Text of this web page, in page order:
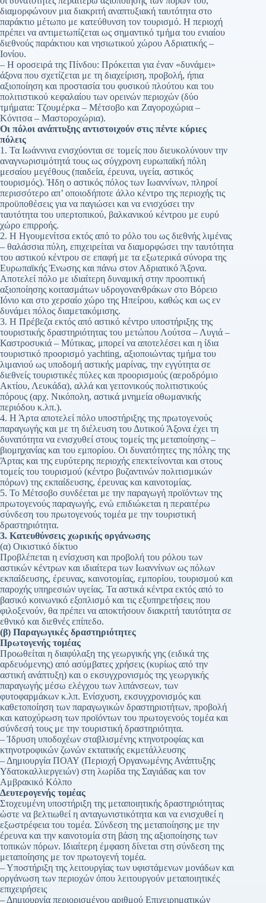
διαμορφώνουν μια διακριτή αναπτυξιακή ταυτότητα στο
παράκτιο μέτωπο με κατεύθυνση τον τουρισμό. Η περιοχή
πρέπει να αντιμετωπίζεται ως σημαντικό τμήμα του ενιαίου
διεθνούς παράκτιου και νησιωτικού χώρου Αδριατικής –
Ιονίου.
– Η οροσειρά της Πίνδου: Πρόκειται για έναν «δυνάμει»
άξονα που σχετίζεται με τη διαχείριση, προβολή, ήπια
αξιοποίηση και προστασία του φυσικού πλούτου και του
πολιτιστικού κεφαλαίου των ορεινών περιοχών (δύο
τμήματα: Τζουμέρκα – Μέτσοβο και Ζαγοροχώρια –
Κόνιτσα – Μαστοροχώρια).
Οι πόλοι ανάπτυξης αντιστοιχούν στις πέντε κύριες
πόλεις
1. Τα Ιωάννινα ενισχύονται σε τομείς που διευκολύνουν την
αναγνωρισιμότητά τους ως σύγχρονη ευρωπαϊκή πόλη
μεσαίου μεγέθους (παιδεία, έρευνα, υγεία, αστικός
τουρισμός). Ήδη ο αστικός πόλος των Ιωαννίνων, πληροί
περισσότερο απ’ οποιοδήποτε άλλο κέντρο της περιοχής τις
προϋποθέσεις για να παγιώσει και να ενισχύσει την
ταυτότητα του υπερτοπικού, βαλκανικού κέντρου με ευρύ
χώρο επιρροής.
2. Η Ηγουμενίτσα εκτός από το ρόλο του ως διεθνής λιμένας
– θαλάσσια πύλη, επιχειρείται να διαμορφώσει την ταυτότητα
του αστικού κέντρου σε επαφή με τα εξωτερικά σύνορα της
Ευρωπαϊκής Ένωσης και πάνω στον Αδριατικό Άξονα.
Αποτελεί πόλο με ιδιαίτερη δυναμική στην προοπτική
αξιοποίησης κοιτασμάτων υδρογονανθράκων στο Βόρειο
Ιόνιο και στο χερσαίο χώρο της Ηπείρου, καθώς και ως εν
δυνάμει πόλος διαμετακόμισης.
3. Η Πρέβεζα εκτός από αστικό κέντρο υποστήριξης της
τουριστικής δραστηριότητας του μετώπου Λούτσα – Λυγιά –
Καστροσυκιά – Μύτικας, μπορεί να αποτελέσει και η ίδια
τουριστικό προορισμό yachting, αξιοποιώντας τμήμα του
λιμανιού ως υποδομή αστικής μαρίνας, την εγγύτητα σε
διεθνείς τουριστικές πύλες και προορισμούς (αεροδρόμιο
Ακτίου, Λευκάδα), αλλά και γειτονικούς πολιτιστικούς
πόρους (αρχ. Νικόπολη, αστικά μνημεία οθωμανικής
περιόδου κ.λπ.).
4. Η Άρτα αποτελεί πόλο υποστήριξης της πρωτογενούς
παραγωγής και με τη διέλευση του Δυτικού Άξονα έχει τη
δυνατότητα να ενισχυθεί στους τομείς της μεταποίησης –
βιομηχανίας και του εμπορίου. Οι δυνατότητες της πόλης της
Άρτας και της ευρύτερης περιοχής επεκτείνονται και στους
τομείς του τουρισμού (κέντρο βυζαντινών πολιτισμικών
πόρων) της εκπαίδευσης, έρευνας και καινοτομίας.
5. Το Μέτσοβο συνδέεται με την παραγωγή προϊόντων της
πρωτογενούς παραγωγής, ενώ επιδιώκεται η περαιτέρω
σύνδεση του πρωτογενούς τομέα με την τουριστική
δραστηριότητα.
3. Κατευθύνσεις χωρικής οργάνωσης
(α) Οικιστικό δίκτυο
Προβλέπεται η ενίσχυση και προβολή του ρόλου των
αστικών κέντρων και ιδιαίτερα των Ιωαννίνων ως πόλων
εκπαίδευσης, έρευνας, καινοτομίας, εμπορίου, τουρισμού και
παροχής υπηρεσιών υγείας. Τα αστικά κέντρα εκτός από το
βασικό κοινωνικό εξοπλισμό και τις εξυπηρετήσεις που
φιλοξενούν, θα πρέπει να αποκτήσουν διακριτή ταυτότητα σε
εθνικό και διεθνές επίπεδο.
(β) Παραγωγικές δραστηριότητες
Πρωτογενής τομέας
Προωθείται η διαφύλαξη της γεωργικής γης (ειδικά της
αρδευόμενης) από ασύμβατες χρήσεις (κυρίως από την
αστική ανάπτυξη) και ο εκσυγχρονισμός της γεωργικής
παραγωγής μέσω ελέγχου των λιπάνσεων, των
φυτοφαρμάκων κ.λπ. Ενίσχυση, εκσυγχρονισμός και
καθετοποίηση των παραγωγικών δραστηριοτήτων, προβολή
και κατοχύρωση των προϊόντων του πρωτογενούς τομέα και
σύνδεσή τους με την τουριστική δραστηριότητα.
– Ίδρυση υποδοχέων σταβλισμένης κτηνοτροφίας και
κτηνοτροφικών ζωνών εκτατικής εκμετάλλευσης
– Δημιουργία ΠΟΑΥ (Περιοχή Οργανωμένης Ανάπτυξης
Υδατοκαλλιεργειών) στη λωρίδα της Σαγιάδας και τον
Αμβρακικό Κόλπο
Δευτερογενής τομέας
Στοχευμένη υποστήριξη της μεταποιητικής δραστηριότητας
ώστε να βελτιωθεί η ανταγωνιστικότητα και να ενισχυθεί η
εξωστρέφεια του τομέα. Σύνδεση της μεταποίησης με την
έρευνα και την καινοτομία στη βάση της αξιοποίησης των
τοπικών πόρων. Ιδιαίτερη έμφαση δίνεται στη σύνδεση της
μεταποίησης με τον πρωτογενή τομέα.
– Υποστήριξη της λειτουργίας των υφιστάμενων μονάδων και
οργάνωση των περιοχών όπου λειτουργούν μεταποιητικές
επιχειρήσεις
– Δημιουργία περιορισμένου αριθμού Επιχειρηματικών